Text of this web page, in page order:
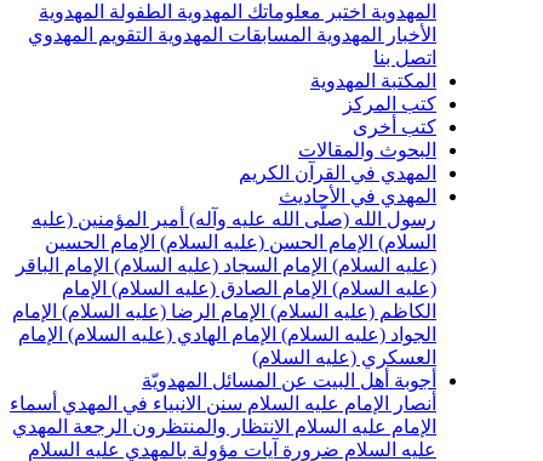
اختبر معلوماتك المهدويةالطفولة المهدوية
المهدويةالمسابقات المهدويةالتقويم المهدوي
المهدوية
والمقالات
في القرآن الكريم
في الأحاديث
الله (صلّى الله عليه وآله) أمير المؤمنين (عليه
الإمام الحسن (عليه السلام) الإمام الحسين
الإمام السجاد (عليه السلام) الإمام الباقر
الإمام الصادق (عليه السلام) الإمام
(عليه السلام) الإمام الرضا (عليه السلام) الإمام
(عليه السلام) الإمام الهادي (عليه السلام) الإمام
(عليه السلام)
أهل البيت عن المسائل المهدويّة
الإمام عليه السلامسنن الانبياء في المهديأسماء
عليه السلامالانتظار والمنتظرونالرجعةالمهدي
السلام ضرورة آيات مؤولة بالمهدي عليه السلام